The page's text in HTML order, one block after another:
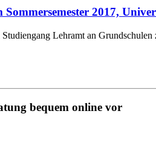
2017,
Lehramt an
bequem online vor